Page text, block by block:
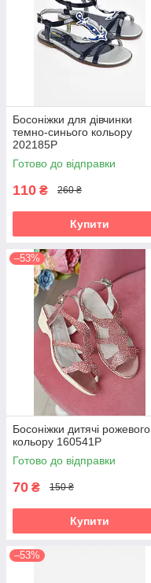
Босоніжки для дівчинки
темно-синього кольору
202185P
Готово до відправки
110 ₴ 260 ₴
Купити
–53%
Босоніжки дитячі рожевого
кольору 160541P
Готово до відправки
70 ₴ 150 ₴
Купити
–53%